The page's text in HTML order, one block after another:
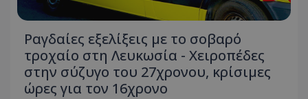
Ραγδαίες εξελίξεις με το σοβαρό
τροχαίο στη Λευκωσία - Χειροπέδες
στην σύζυγο του 27χρονου, κρίσιμες
ώρες για τον 16χρονο